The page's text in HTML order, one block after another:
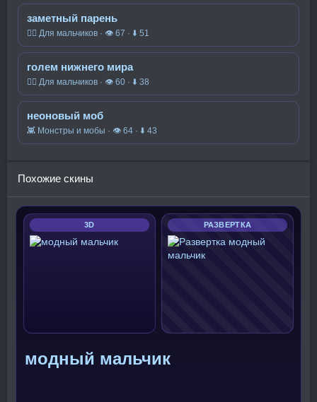
заметный парень
🧍‍♂️ Для мальчиков · 👁 67 · ⬇ 51
голем нижнего мира
🧍‍♂️ Для мальчиков · 👁 60 · ⬇ 38
неоновый моб
👾 Монстры и мобы · 👁 64 · ⬇ 43
Похожие скины
3D РАЗВЕРТКА
модный мальчик